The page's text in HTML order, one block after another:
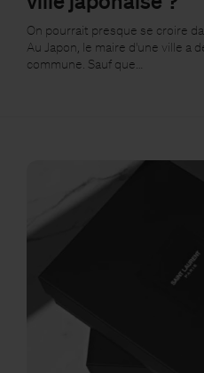
On pourrait presque se croire
Au Japon, le maire d'une ville a
commune. Sauf que…